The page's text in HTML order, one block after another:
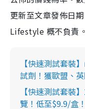
更新至文章發佈日
Lifestyle 概不負責
【快速測試套裝
試劑！獲歐盟、
【快速測試套裝
覽！低至$9.9/盒